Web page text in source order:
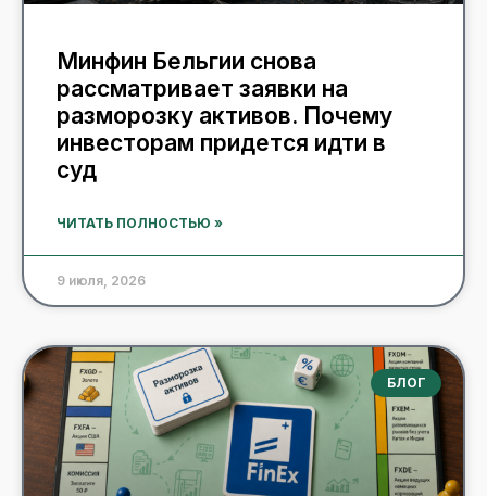
Минфин Бельгии снова
рассматривает заявки на
разморозку активов. Почему
инвесторам придется идти в
суд
ЧИТАТЬ ПОЛНОСТЬЮ »
9 июля, 2026
БЛОГ